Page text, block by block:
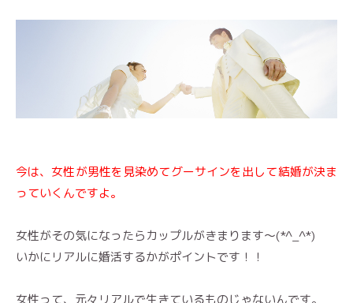
今は、女性が男性を見染めてグーサインを出して結婚が決ま
っていくんですよ。
女性がその気になったらカップルがきまります〜(*^_^*)
いかにリアルに婚活するかがポイントです！！
女性って、元々リアルで生きているものじゃないんです。